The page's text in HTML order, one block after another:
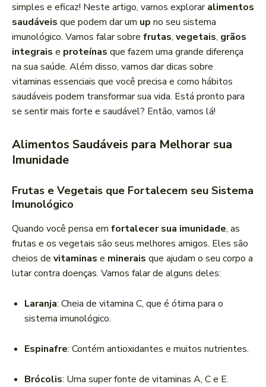
simples e eficaz! Neste artigo, vamos exploraralimentos
saudáveis que podem dar um up no seu sistema
imunológico. Vamos falar sobre frutas, vegetais, grãos
integrais e proteínas que fazem uma grande diferença
na sua saúde. Além disso, vamos dar dicas sobre
vitaminas essenciais que você precisa e como hábitos
saudáveis podem transformar sua vida. Está pronto para
se sentir mais forte e saudável? Então, vamos lá!
Alimentos Saudáveis para Melhorar sua
Imunidade
Frutas e Vegetais que Fortalecem seu Sistema
Imunológico
Quando você pensa em fortalecer sua imunidade, as
frutas e os vegetais são seus melhores amigos. Eles são
cheios de vitaminas e minerais que ajudam o seu corpo a
lutar contra doenças. Vamos falar de alguns deles:
Laranja: Cheia de vitamina C, que é ótima para o
sistema imunológico.
Espinafre: Contém antioxidantes e muitos nutrientes.
Brócolis: Uma super fonte de vitaminas A, C e E.